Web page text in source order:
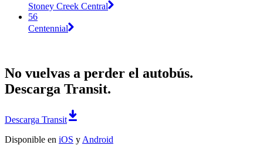
Stoney Creek Central
56
Centennial
No vuelvas a perder el autobús.
Descarga Transit.
Descarga Transit
Disponible en iOS y Android